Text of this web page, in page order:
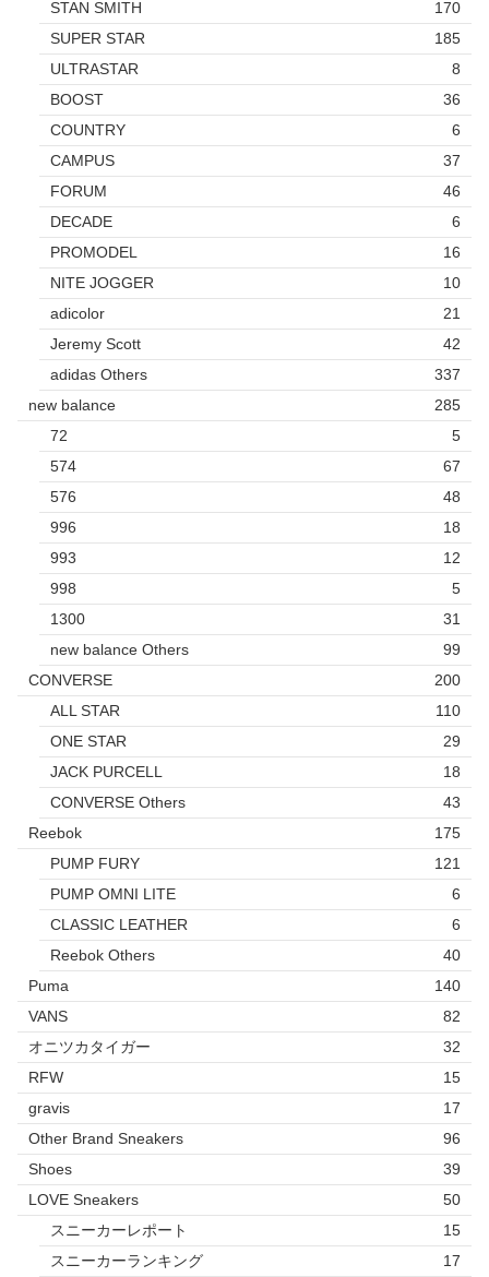
STAN SMITH
170
SUPER STAR
185
ULTRASTAR
8
BOOST
36
COUNTRY
6
CAMPUS
37
FORUM
46
DECADE
6
PROMODEL
16
NITE JOGGER
10
adicolor
21
Jeremy Scott
42
adidas Others
337
new balance
285
72
5
574
67
576
48
996
18
993
12
998
5
1300
31
new balance Others
99
CONVERSE
200
ALL STAR
110
ONE STAR
29
JACK PURCELL
18
CONVERSE Others
43
Reebok
175
PUMP FURY
121
PUMP OMNI LITE
6
CLASSIC LEATHER
6
Reebok Others
40
Puma
140
VANS
82
オニツカタイガー
32
RFW
15
gravis
17
Other Brand Sneakers
96
Shoes
39
LOVE Sneakers
50
スニーカーレポート
15
スニーカーランキング
17